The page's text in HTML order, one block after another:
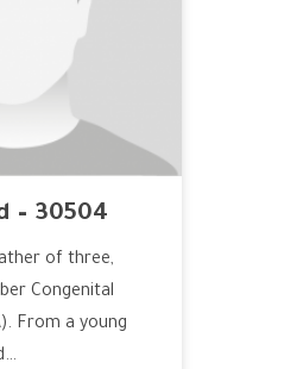
– 30504
of three,
Congenital
From a young